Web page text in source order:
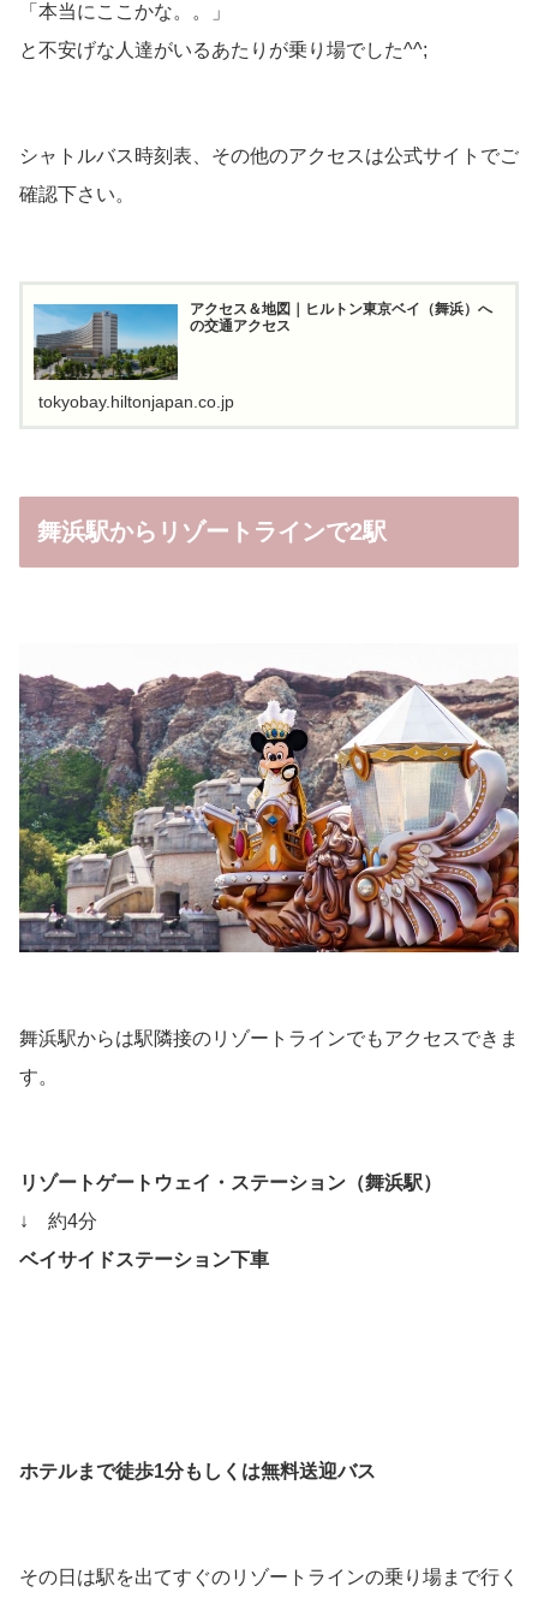
「本当にここかな。。」
と不安げな人達がいるあたりが乗り場でした^^;
シャトルバス時刻表、その他のアクセスは公式サイトでご
確認下さい。
アクセス＆地図｜ヒルトン東京ベイ（舞浜）へ
の交通アクセス
tokyobay.hiltonjapan.co.jp
舞浜駅からリゾートラインで2駅
舞浜駅からは駅隣接のリゾートラインでもアクセスできま
す。
リゾートゲートウェイ・ステーション（舞浜駅）
↓ 約4分
ベイサイドステーション下車
ホテルまで徒歩1分もしくは無料送迎バス
その日は駅を出てすぐのリゾートラインの乗り場まで行く